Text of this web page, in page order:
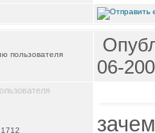
06-
1712